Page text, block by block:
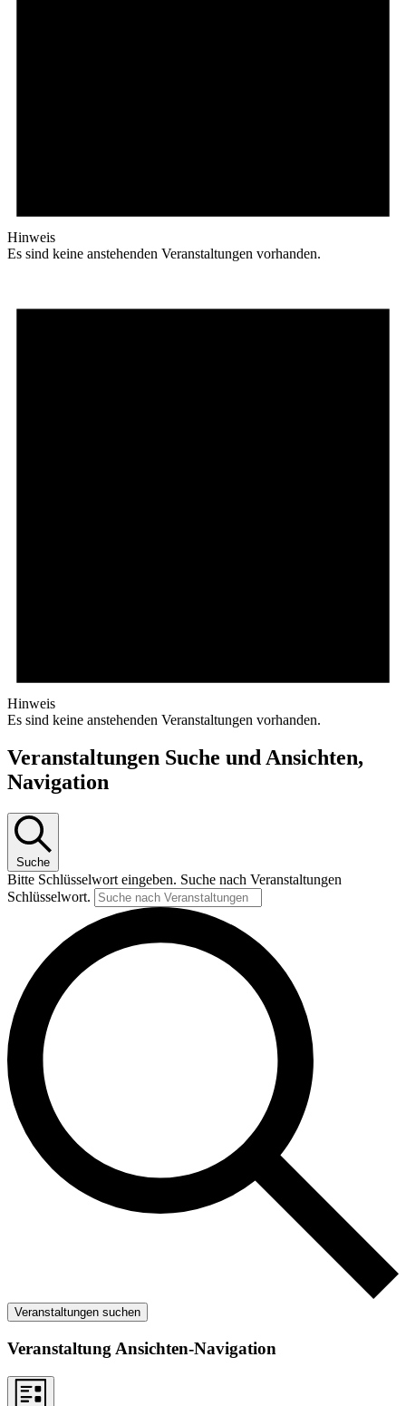
Hinweis
Es sind keine anstehenden Veranstaltungen vorhanden.
Hinweis
Es sind keine anstehenden Veranstaltungen vorhanden.
Veranstaltungen Suche und Ansichten,
Navigation
Suche
Bitte Schlüsselwort eingeben. Suche nach Veranstaltungen
Schlüsselwort.
Veranstaltungen suchen
Veranstaltung Ansichten-Navigation